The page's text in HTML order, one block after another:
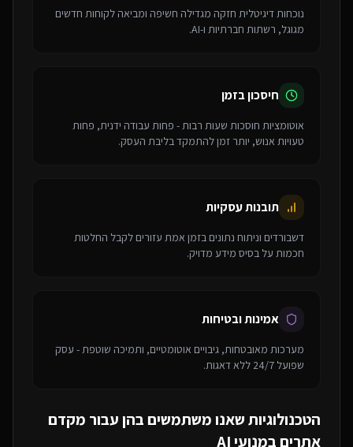
נוכחות דיגיטלית חזקה מגדילה חשיפה ומביאה לקוחות חדשים
מגוגל, רשתות חברתיות ו-AI.
חיסכון בזמן
אוטומציות חוסכות שעות רבות - פחות עבודה ידנית, פחות
טעויות אנוש, יותר זמן להתמקד בליבת העסק.
תובנות עסקיות
דשבורדים וניתוח נתונים בזמן אמת עזורים לקבל החלטות
חכמות על בסיס מידע מדויק.
אמינות ובטיחות
מערכות מאובטחות, גיבויים אוטומטיים, ותמיכה שוטפת - עסק
שפועל 24/7 ללא דאגות.
הטכנולוגיות שאנו משתמשים בהן עבור מקדם
אתרים במנועי AI